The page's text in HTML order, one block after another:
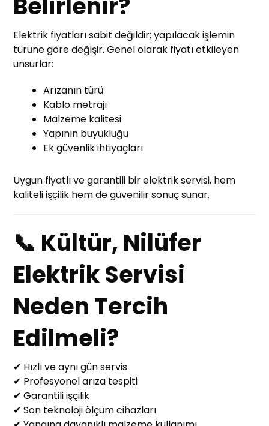
Elektrik fiyatları sabit değildir; yapılacak işlemin
türüne göre değişir. Genel olarak fiyatı etkileyen
unsurlar:
Arızanın türü
Kablo metrajı
Malzeme kalitesi
Yapının büyüklüğü
Ek güvenlik ihtiyaçları
Uygun fiyatlı ve garantili bir elektrik servisi, hem
kaliteli işçilik hem de güvenilir sonuç sunar.
📞 Kültür, Nilüfer
Elektrik Servisi
Neden Tercih
Edilmeli?
✔ Hızlı ve aynı gün servis
✔ Profesyonel arıza tespiti
✔ Garantili işçilik
✔ Son teknoloji ölçüm cihazları